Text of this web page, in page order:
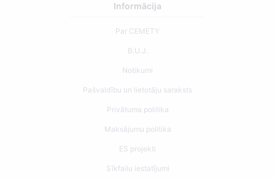
Informācija
Par CEMETY
B.U.J.
Notikumi
Pašvaldību un lietotāju saraksts
Privātuma politika
Maksājumu politika
ES projekti
Sīkfailu iestatījumi